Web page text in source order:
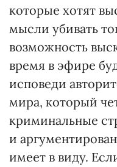
которые хотят
мысли убивать
возможность
время в эфире
исповеди
мира, который
криминальные
и
имеет в виду.